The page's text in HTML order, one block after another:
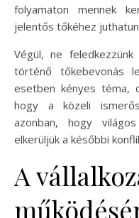
folyamaton mennek
jelentős tőkéhez
Végül, ne
történő tőkebevonás
esetben kényes téma,
hogy a közeli
azonban, hogy
elkerüljük a későbbi
A